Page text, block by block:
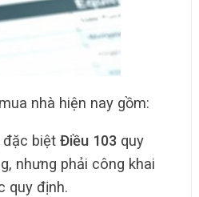
nhà hiện nay gồm:
biệt Điều 103quy
nhưng phải công khai
quy định.